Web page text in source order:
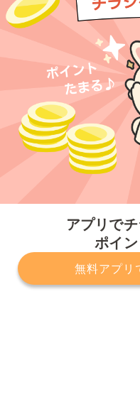
アプリで
ポイン
無料アプリ
プライバシーポリ
サービスに関してのお問